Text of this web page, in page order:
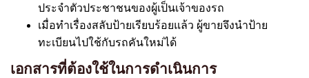
ประจำตัวประชาชนของผู้เป็นเจ้าของรถ
เมื่อทำเรื่องสลับป้ายเรียบร้อยแล้ว ผู้ขายจึงนำป้าย
ทะเบียนไปใช้กับรถคันใหม่ได้
เอกสารที่ต้องใช้ในการดำเนินการ